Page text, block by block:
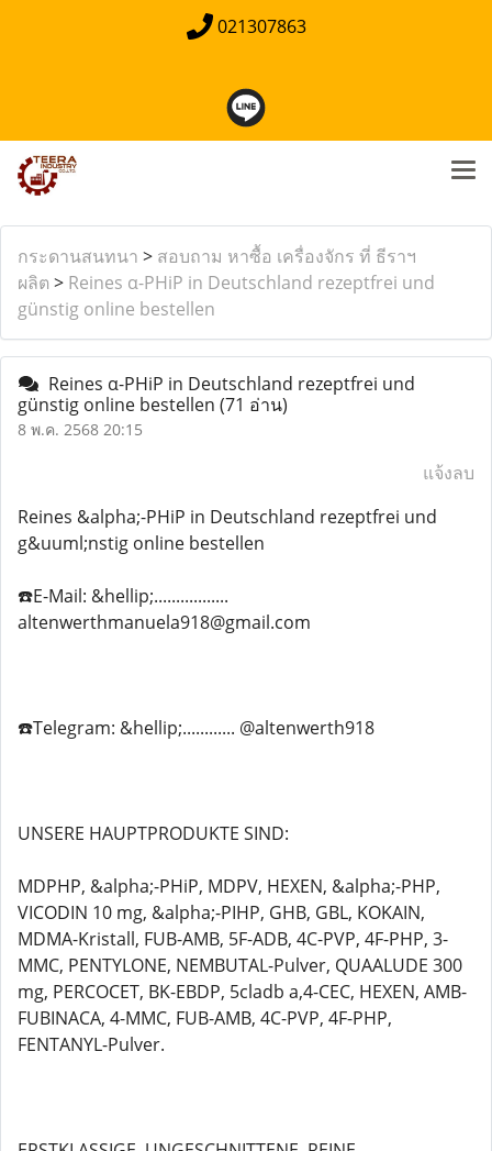
021307863
กระดานสนทนา > สอบถาม หาซื้อ เครื่องจักร ที่ ธีราฯ
ผลิต > Reines α-PHiP in Deutschland rezeptfrei und
günstig online bestellen
Reines α-PHiP in Deutschland rezeptfrei und
günstig online bestellen (71 อ่าน)
8 พ.ค. 2568 20:15
แจ้งลบ
Reines &alpha;-PHiP in Deutschland rezeptfrei und
g&uuml;nstig online bestellen
☎️E-Mail: &hellip;.................
altenwerthmanuela918@gmail.com
☎️Telegram: &hellip;............ @altenwerth918
UNSERE HAUPTPRODUKTE SIND:
MDPHP, &alpha;-PHiP, MDPV, HEXEN, &alpha;-PHP,
VICODIN 10 mg, &alpha;-PIHP, GHB, GBL, KOKAIN,
MDMA-Kristall, FUB-AMB, 5F-ADB, 4C-PVP, 4F-PHP, 3-
MMC, PENTYLONE, NEMBUTAL-Pulver, QUAALUDE 300
mg, PERCOCET, BK-EBDP, 5cladb a,4-CEC, HEXEN, AMB-
FUBINACA, 4-MMC, FUB-AMB, 4C-PVP, 4F-PHP,
FENTANYL-Pulver.